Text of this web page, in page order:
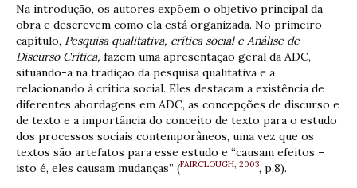
Na introdução, os autores expõem o objetivo principal da
obra e descrevem como ela está organizada. No primeiro
capítulo, Pesquisa qualitativa, crítica social e Análise de
Discurso Crítica, fazem uma apresentação geral da ADC,
situando-a na tradição da pesquisa qualitativa e a
relacionando à crítica social. Eles destacam a existência de
diferentes abordagens em ADC, as concepções de discurso e
de texto e a importância do conceito de texto para o estudo
dos processos sociais contemporâneos, uma vez que os
textos são artefatos para esse estudo e “causam efeitos –
isto é, eles causam mudanças” (FAIRCLOUGH, 2003, p.8).